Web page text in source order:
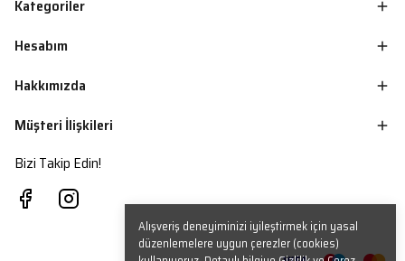
Alışveriş deneyiminizi iyileştirmek için yasal
düzenlemelere uygun çerezler (cookies)
Kategoriler
Hesabım
Hakkımızda
Müşteri İlişkileri
Bizi Takip Edin!